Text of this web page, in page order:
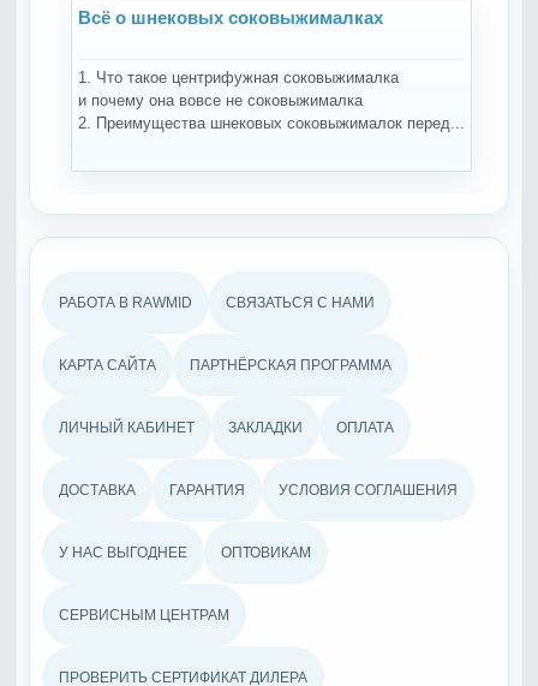
Всё о шнековых соковыжималках
1. Что такое центрифужная соковыжималка
и почему она вовсе не соковыжималка
2. Преимущества шнековых соковыжималок перед...
РАБОТА В RAWMID СВЯЗАТЬСЯ С НАМИ
КАРТА САЙТА ПАРТНЁРСКАЯ ПРОГРАММА
ЛИЧНЫЙ КАБИНЕТ ЗАКЛАДКИ ОПЛАТА
ДОСТАВКА ГАРАНТИЯ УСЛОВИЯ СОГЛАШЕНИЯ
У НАС ВЫГОДНЕЕ ОПТОВИКАМ
СЕРВИСНЫМ ЦЕНТРАМ
ПРОВЕРИТЬ СЕРТИФИКАТ ДИЛЕРА